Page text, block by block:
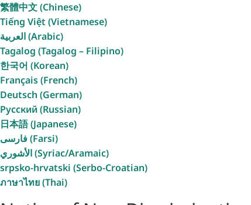
繁體中文 (Chinese)
Tiếng Việt (Vietnamese)
العربية (Arabic)
Tagalog (Tagalog – Filipino)
한국어 (Korean)
Français (French)
Deutsch (German)
Русский (Russian)
日本語 (Japanese)
فارسی (Farsi)
الأشوري (Syriac/Aramaic)
srpsko-hrvatski (Serbo-Croatian)
ภาษาไทย (Thai)